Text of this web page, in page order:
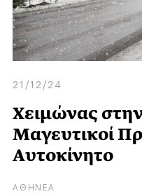
21/12/24
Χειμώνας
Μαγευτικοί
Aυτοκίνητο
ΑΘΗΝΕΑ